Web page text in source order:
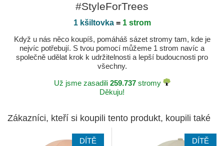
#StyleForTrees
1 kšiltovka= 1 strom
Když u nás něco koupíš, pomáháš sázet stromy tam, kde je
nejvíc potřebují. S tvou pomocí můžeme 1 strom navíc a
společně udělat krok k udržitelnosti a lepší budoucnosti pro
všechny.
Už jsme zasadili 259.737stromy
Děkuju!
Zákazníci, kteří si koupili tento produkt, koupili také
DÍTĚ DÍTĚ